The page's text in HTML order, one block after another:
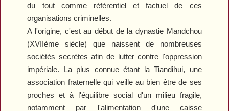
du tout comme référentiel et factuel de ces
organisations criminelles.
A l'origine, c'est au début de la dynastie Mandchou
(XVIIème siècle) que naissent de nombreuses
sociétés secrètes afin de lutter contre l'oppression
impériale. La plus connue étant la Tiandihui, une
association fraternelle qui veille au bien être de ses
proches et à l'équilibre social d'un milieu fragile,
notamment par l'alimentation d'une caisse